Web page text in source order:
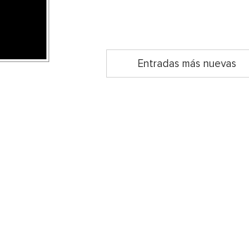
Entradas más nuevas